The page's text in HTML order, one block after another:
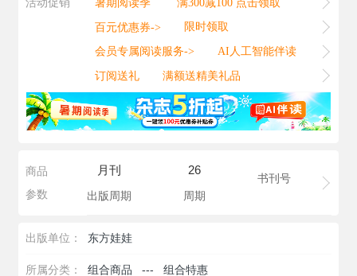
百元优惠券->
限时领取
会员专属阅读服务->
AI人工智能伴读
订阅送礼
满额送精美礼品
商品
参数
月刊
出版周期
26
周期
书刊号
出版单位： 东方娃娃
所属分类： 组合商品 ---组合特惠